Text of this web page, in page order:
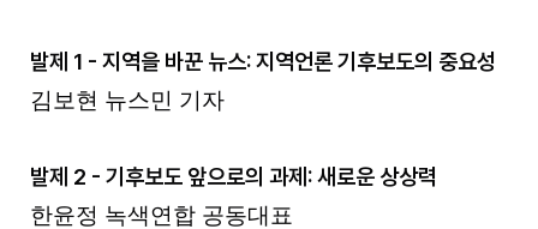
발제 1 - 지역을 바꾼 뉴스: 지역언론 기후보도의 중요성
김보현 뉴스민 기자
발제 2 - 기후보도 앞으로의 과제: 새로운 상상력
한윤정 녹색연합 공동대표